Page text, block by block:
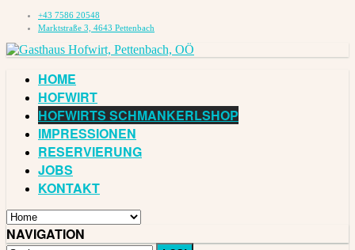
+43 7586 20548
Marktstraße 3, 4643 Pettenbach
HOME
HOFWIRT
HOFWIRTS SCHMANKERLSHOP
IMPRESSIONEN
RESERVIERUNG
JOBS
KONTAKT
NAVIGATION